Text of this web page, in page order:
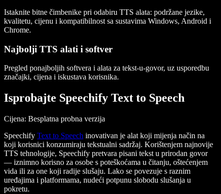
Istaknite bitne čimbenike pri odabiru TTS alata: podržane jezike,
kvalitetu, cijenu i kompatibilnost sa sustavima Windows, Android i
Chrome.
Najbolji TTS alati i softver
Pregled ponajboljih softvera i alata za tekst-u-govor, uz usporedbu
značajki, cijena i iskustava korisnika.
Isprobajte Speechify Text to Speech
Cijena: Besplatna probna verzija
Speechify Text to Speech inovativan je alat koji mijenja način na
koji korisnici konzumiraju tekstualni sadržaj. Korištenjem najnovije
TTS tehnologije, Speechify pretvara pisani tekst u prirodan govor
— iznimno korisno za osobe s poteškoćama u čitanju, oštećenjem
vida ili za one koji radije slušaju. Lako se povezuje s raznim
uređajima i platformama, nudeći potpunu slobodu slušanja u
pokretu.